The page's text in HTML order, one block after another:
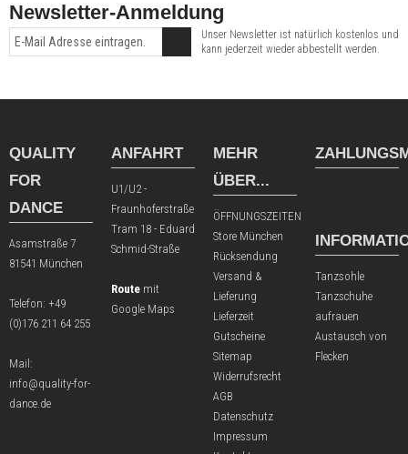
Newsletter-Anmeldung
Unser Newsletter ist natürlich kostenlos und
kann jederzeit wieder abbestellt werden.
QUALITY
FOR
DANCE
Asamstraße 7
81541 München
Telefon: +49
(0)176 211 64 255
Mail:
info@quality-for-
dance.de
ANFAHRT
U1/U2 -
Fraunhoferstraße
Tram 18 - Eduard
Schmid-Straße
Route mit
Google Maps
MEHR
ÜBER...
ÖFFNUNGSZEITEN
Store München
Rücksendung
Versand &
Lieferung
Lieferzeit
Gutscheine
Sitemap
Widerrufsrecht
AGB
Datenschutz
Impressum
Tanzsohle
Tanzschuhe
aufrauen
Austausch von
Flecken